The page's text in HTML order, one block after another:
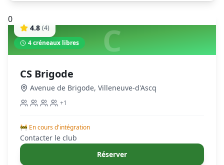
0
C
4.8 (4)
4créneaux libres
CS Brigode
Avenue de Brigode, Villeneuve-d'Ascq
+1
🚧 En cours d'intégration
Contacter le club
Réserver